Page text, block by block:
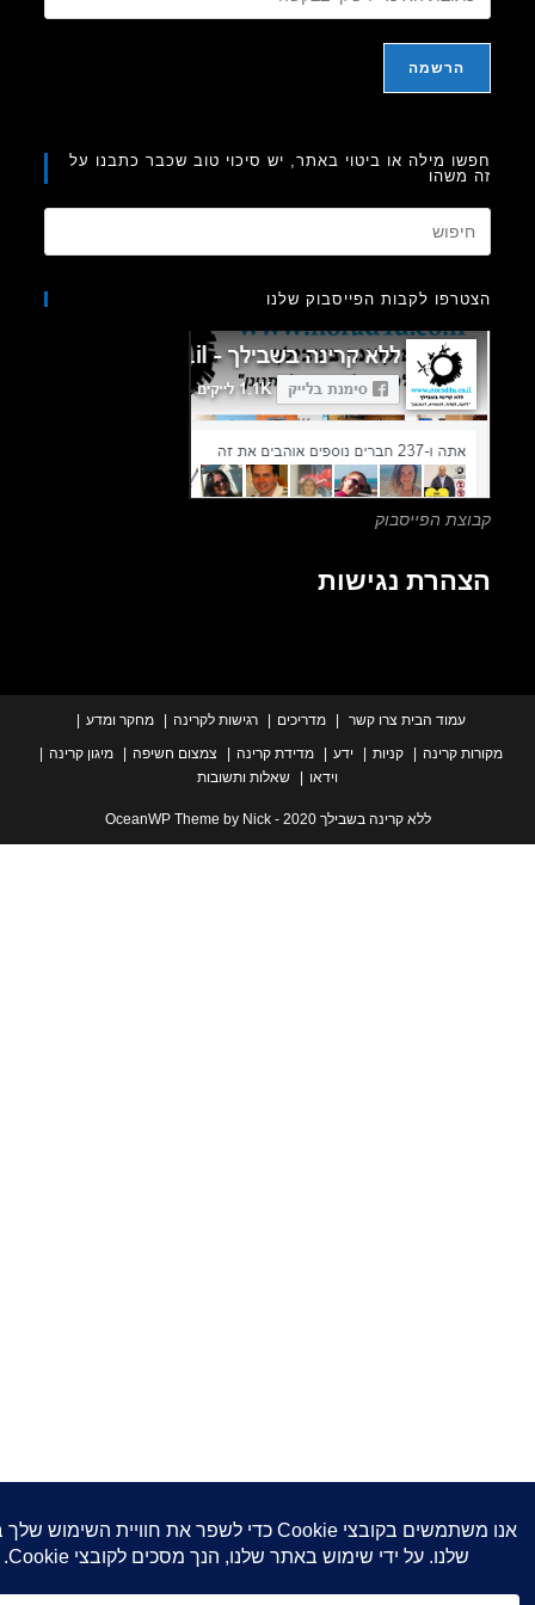
מילה או ביטוי באתר, יש סיכוי טוב שכבר כתבנו על
Escape
לקבות הפייסבוק שלנו
הפייסבוק
נגישות
עמוד הבית צרו קשר מדריכים רגישות לקרינה
מחקר ומדע
קרינה
קניות ידע מדידת קרינה צמצום חשיפה
מיגון קרינה
שאלות ותשובות
ללא קרינה בשבילך 2020 - OceanWP Theme by Nick